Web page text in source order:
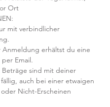
Ort
mit verbindlicher
Anmeldung erhältst du eine
Email.
Beträge sind mit deiner
auch bei einer etwaigen
Nicht-Erscheinen